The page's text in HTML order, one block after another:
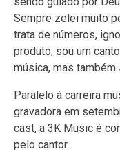
Sempre zelei muito
trata de números,
produto, sou um
música, mas
Paralelo à carreira
gravadora em
cast, a 3K Music é
pelo cantor.